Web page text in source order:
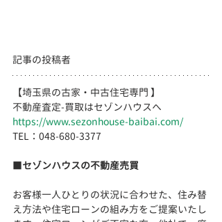
記事の投稿者
【埼玉県の古家・中古住宅専門 】
不動産査定-買取はセゾンハウスへ
https://www.sezonhouse-baibai.com/
TEL：048-680-3377
■セゾンハウスの不動産売買
お客様一人ひとりの状況に合わせた、住み替
え方法や住宅ローンの組み方をご提案いたし